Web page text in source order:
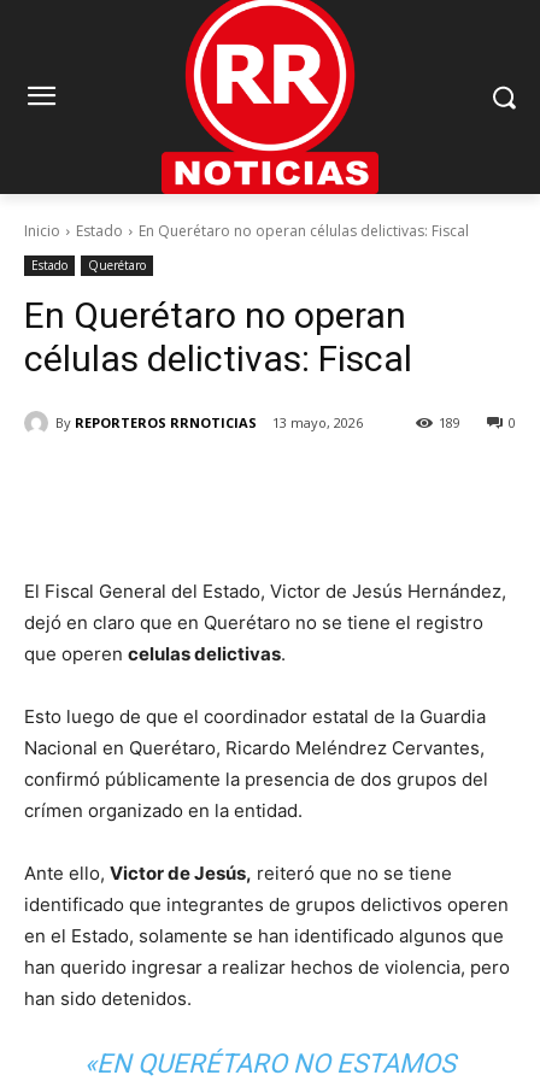
Inicio Estado En Querétaro no operan células delictivas: Fiscal
Estado Querétaro
En Querétaro no operan
células delictivas: Fiscal
By REPORTEROS RRNOTICIAS 13 mayo, 2026 0
189
El Fiscal General del Estado, Victor de Jesús Hernández,
dejó en claro que en Querétaro no se tiene el registro
que operen celulas delictivas.
Esto luego de que el coordinador estatal de la Guardia
Nacional en Querétaro, Ricardo Meléndrez Cervantes,
confirmó públicamente la presencia de dos grupos del
crímen organizado en la entidad.
Ante ello, Victor de Jesús, reiteró que no se tiene
identificado que integrantes de grupos delictivos operen
en el Estado, solamente se han identificado algunos que
han querido ingresar a realizar hechos de violencia, pero
han sido detenidos.
«EN QUERÉTARO NO ESTAMOS